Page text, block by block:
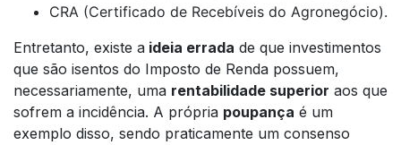
CRA (Certificado de Recebíveis do Agronegócio).
Entretanto, existe a ideia errada de que investimentos
que são isentos do Imposto de Renda possuem,
necessariamente, uma rentabilidade superior aos que
sofrem a incidência. A própria poupança é um
exemplo disso, sendo praticamente um consenso